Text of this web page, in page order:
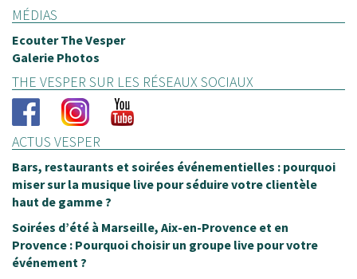
MÉDIAS
Ecouter The Vesper
Galerie Photos
THE VESPER SUR LES RÉSEAUX SOCIAUX
ACTUS VESPER
Bars, restaurants et soirées événementielles : pourquoi
miser sur la musique live pour séduire votre clientèle
haut de gamme ?
Soirées d’été à Marseille, Aix-en-Provence et en
Provence : Pourquoi choisir un groupe live pour votre
événement ?